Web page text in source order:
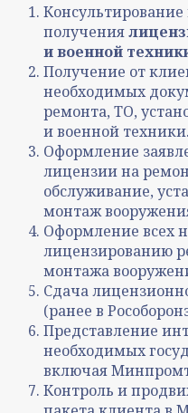
получения
и военной
Получение от
необходимых
ремонта, ТО,
и военной техники.
Оформление
лицензии на
обслуживание,
монтаж
Оформление всех
лицензированию
монтажа
Сдача
(ранее в
Представление
необходимых
включая
Контроль и